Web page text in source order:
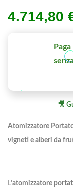
4.714,80
🎥
Atomizzatore
vigneti e alberi da
L’atomizzatore